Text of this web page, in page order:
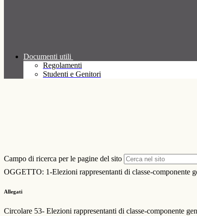
Documenti utili
Regolamenti
Studenti e Genitori
Campo di ricerca per le pagine del sito
OGGETTO: 1-Elezioni rappresentanti di classe-componente
Allegati
Circolare 53- Elezioni rappresentanti di classe-componente